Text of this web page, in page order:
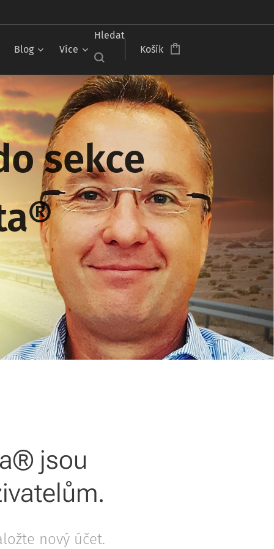
Blog Více
Hledat
Košík
sekce
jsou
nový účet.